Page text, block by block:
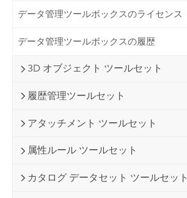
データ管理ツールボックスのライセンス
データ管理ツールボックスの履歴
3D オブジェクト ツールセット
履歴管理ツールセット
アタッチメント ツールセット
属性ルール ツールセット
カタログ データセット ツールセット